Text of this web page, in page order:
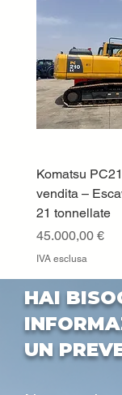
Komatsu
vendita –
21 tonnellate
Prezzo
45.000,00 €
IVA esclusa
HAI
UN